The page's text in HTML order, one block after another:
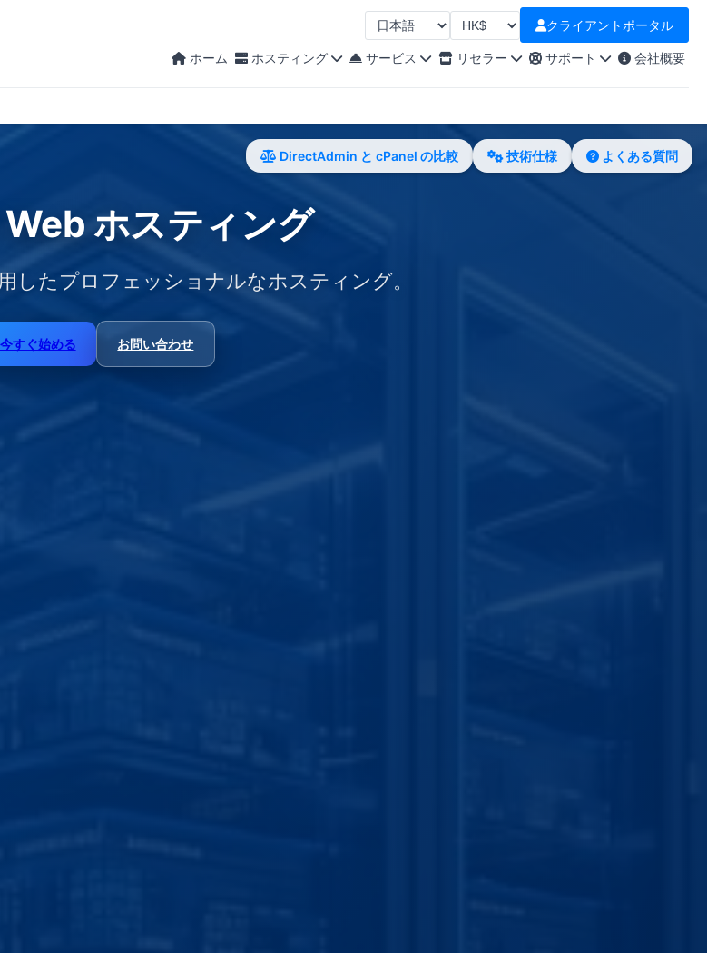
ホーム ホスティング サービス リセラー サポート 会社概要
选择语言 通貨を選択
クライアントポータル
DirectAdmin と cPanel の比較 技術仕様 よくある質問
ホスティング
したプロフェッショナルなホスティング。
今すぐ始める お問い合わせ